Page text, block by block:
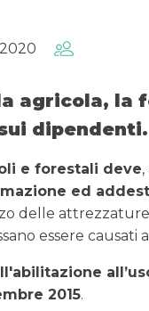
agricola, la
dipendenti.
e forestali deve
ed
delle
essere causati
2015.